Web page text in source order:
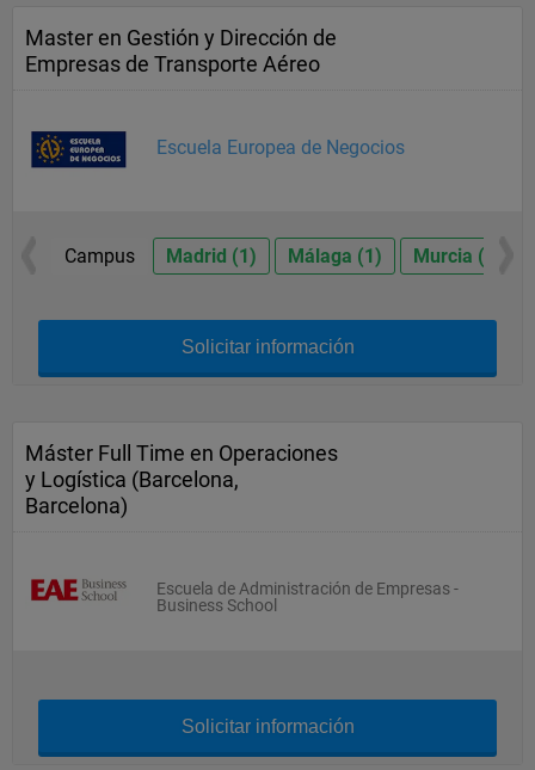
Master en Gestión y Dirección de
Empresas de Transporte Aéreo
Escuela Europea de Negocios
Campus Madrid (1) Málaga (1) Murcia (1)
Solicitar información
Máster Full Time en Operaciones
y Logística (Barcelona,
Barcelona)
Escuela de Administración de Empresas -
Business School
Solicitar información